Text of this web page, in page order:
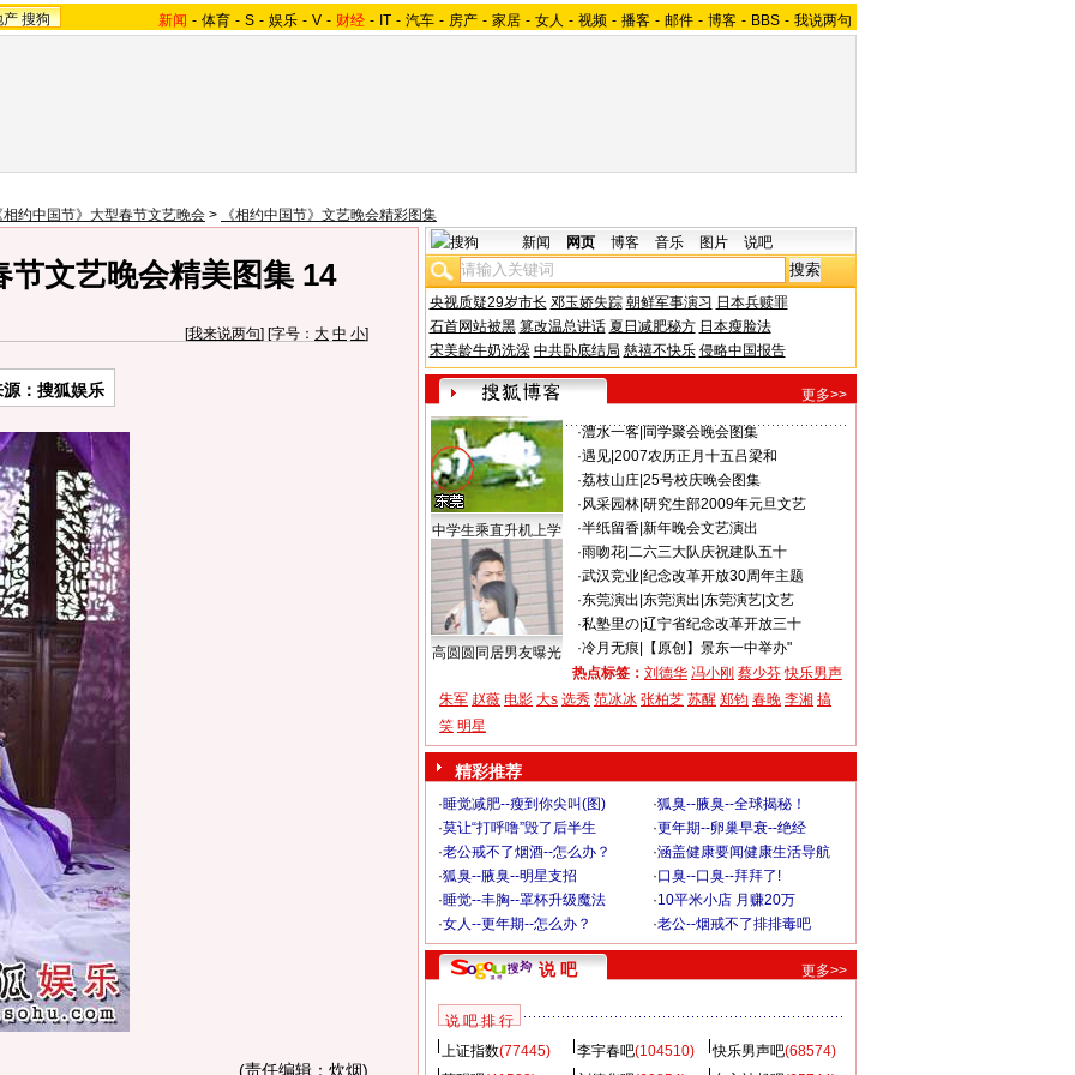
产 搜狗 新闻 - 体育 - S - 娱乐 - V - 财经 - IT - 汽车 - 房产 - 家居 - 女人 - 视频 - 播客 - 邮件 - 博客 - BBS - 我说两句
相约中国节》大型春节文艺晚会 > 《相约中国节》文艺晚会精彩图集
节文艺晚会精美图集 14
[我来说两句] [字号： 大 中 小]
源：搜狐娱乐
(责任编辑：炊烟)
新闻 网页 博客 音乐 图片 说吧
央视质疑29岁市长 邓玉娇失踪 朝鲜军事演习 日本兵赎罪
石首网站被黑 篡改温总讲话 夏日减肥秘方 日本瘦脸法
宋美龄牛奶洗澡 中共卧底结局 慈禧不快乐 侵略中国报告
更多>>
中学生乘直升机上学
高圆圆同居男友曝光
·澧水一客| 同学聚会晚会图集
·遇见| 2007农历正月十五吕梁和
·荔枝山庄| 25号校庆晚会图集
·风采园林| 研究生部2009年元旦文艺
·半纸留香| 新年晚会文艺演出
·雨吻花| 二六三大队庆祝建队五十
·武汉竞业 纪念改革开放30周年主题
·东莞演出 东莞演出|东莞演艺|文艺
·私塾里の| 辽宁省纪念改革开放三十
·冷月无痕
【原创】景东一中举办"
热点标签： 刘德华 冯小刚 蔡少芬 快乐男声
朱军 赵薇 电影 大s 选秀 范冰冰 张柏芝 苏醒 郑钧 春晚 李湘 搞
笑 明星
精彩推荐
·睡觉减肥--瘦到你尖叫(图) ·狐臭--腋臭--全球揭秘！
·莫让“打呼噜”毁了后半生 ·更年期--卵巢早衰--绝经
·老公戒不了烟酒--怎么办？ ·涵盖健康要闻健康生活导航
·狐臭--腋臭--明星支招 ·口臭--口臭--拜拜了!
·睡觉--丰胸--罩杯升级魔法 ·10平米小店 月赚20万
·女人--更年期--怎么办？ ·老公--烟戒不了排排毒吧
说 吧 更多>>
说 吧 排 行
上证指数(77445) 李宇春吧(104510) 快乐男声吧(68574)